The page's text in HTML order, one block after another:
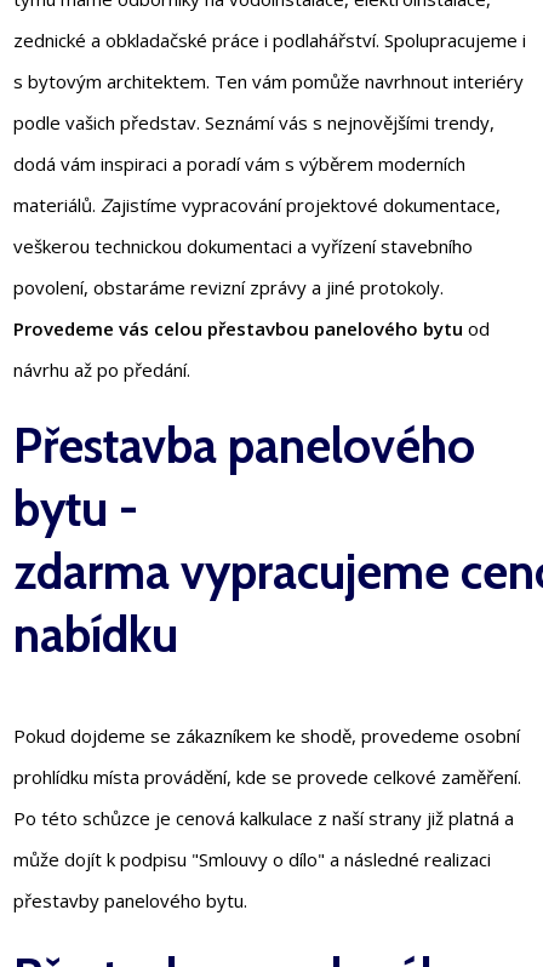
zednické a obkladačské práce i podlahářství. Spolupracujeme i
s bytovým architektem. Ten vám pomůže navrhnout interiéry
podle vašich představ. Seznámí vás s nejnovějšími trendy,
dodá vám inspiraci a poradí vám s výběrem moderních
materiálů.Zajistíme vypracování projektové dokumentace,
veškerou technickou dokumentaci a vyřízení stavebního
povolení, obstaráme revizní zprávy a jiné protokoly.
Provedeme vás celou přestavbou panelového bytuod
návrhu až po předání.
Přestavba panelového
bytu -
zdarma vypracujeme
nabídku
Pokud dojdeme se zákazníkem ke shodě, provedeme osobní
prohlídku místa provádění, kde se provede celkové zaměření.
Po této schůzce je cenová kalkulace z naší strany již platná a
může dojít k podpisu "Smlouvy o dílo" a následné realizaci
přestavby panelového bytu.